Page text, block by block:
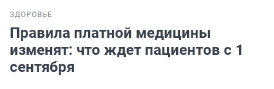
ЗДОРОВЬЕ
Правила платной медицины
изменят: что ждет пациентов с 1
сентября